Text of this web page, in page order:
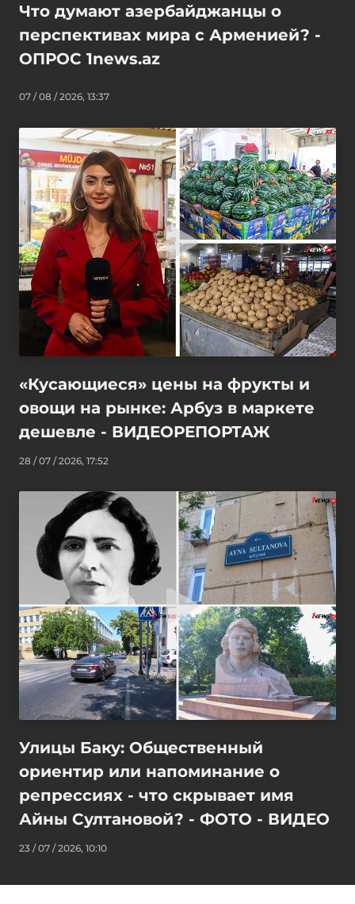
Что думают азербайджанцы о
перспективах мира с Арменией? -
ОПРОС 1news.az
07 / 08 / 2026, 13:37
«Кусающиеся» цены на фрукты и
овощи на рынке: Арбуз в маркете
дешевле - ВИДЕОРЕПОРТАЖ
28 / 07 / 2026, 17:52
Улицы Баку: Общественный
ориентир или напоминание о
репрессиях - что скрывает имя
Айны Султановой? - ФОТО - ВИДЕО
23 / 07 / 2026, 10:10